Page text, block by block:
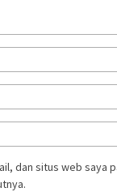
dan situs web saya